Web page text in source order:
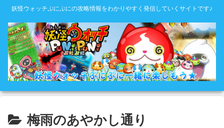
妖怪ウォッチぷにぷにの攻略情報をわかりやすく発信していくサイトです♪
梅雨のあやかし通り